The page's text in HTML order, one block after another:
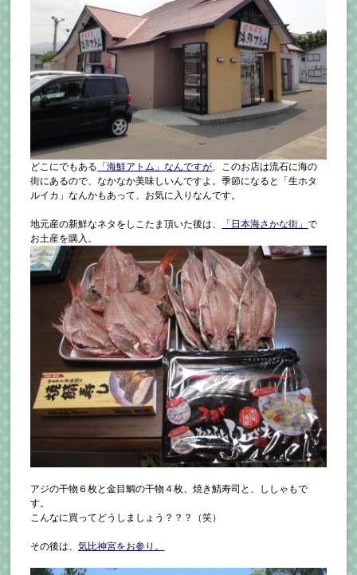
どこにでもある 「海鮮アトム」なんですが 、このお店は流石に海の
街にあるので、なかなか美味しいんですよ。季節になると「生ホタ
ルイカ」なんかもあって、お気に入りなんです。
地元産の新鮮なネタをしこたま頂いた後は、 「日本海さかな街」で
お土産を購入。
アジの干物６枚と金目鯛の干物４枚、焼き鯖寿司と、ししゃもで
す。
こんなに買ってどうしましょう？？？（笑）
その後は、気比神宮をお参り。